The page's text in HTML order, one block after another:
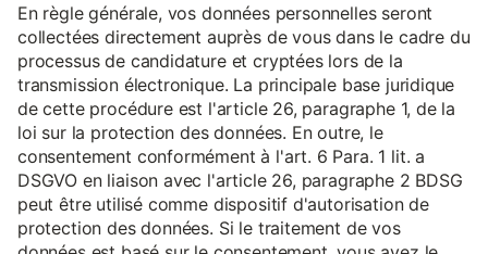
En règle générale, vos données personnelles seront
collectées directement auprès de vous dans le cadre du
processus de candidature et cryptées lors de la
transmission électronique. La principale base juridique
de cette procédure est l'article 26, paragraphe 1, de la
loi sur la protection des données. En outre, le
consentement conformément à l'art. 6 Para. 1 lit. a
DSGVO en liaison avec l'article 26, paragraphe 2 BDSG
peut être utilisé comme dispositif d'autorisation de
protection des données. Si le traitement de vos